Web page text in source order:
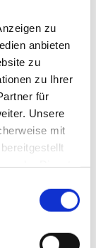
zu
anbieten
zu
zu Ihrer
für
Unsere
mit